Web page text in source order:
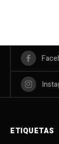
ETIQUETAS